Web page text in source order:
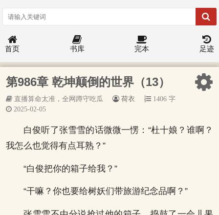
首页 书库 完本 足迹
第986章 乾坤颠倒的世界（13）
直播算命太准，全网蹲守吃瓜 荷衣
1406 字
2025-02-05
白俊听了张雪雪的话微微一愣：“杜十娘？谁啊？
我怎么也觉得有点耳熟？”
“白俊把你的箱子给我？”
“干嘛？你也要给树妖们带旅游纪念品啊？”